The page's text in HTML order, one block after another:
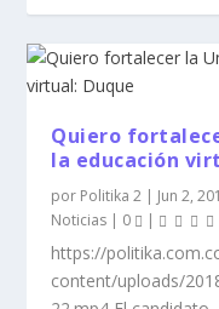
Quiero
la educación
por Politika 2 | Jun 2,
Noticias | 0 |
https://
content/uploads/